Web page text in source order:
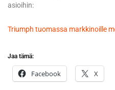
asioihin:
Triumph tuomassa markkinoille
Jaa tämä:
Facebook X